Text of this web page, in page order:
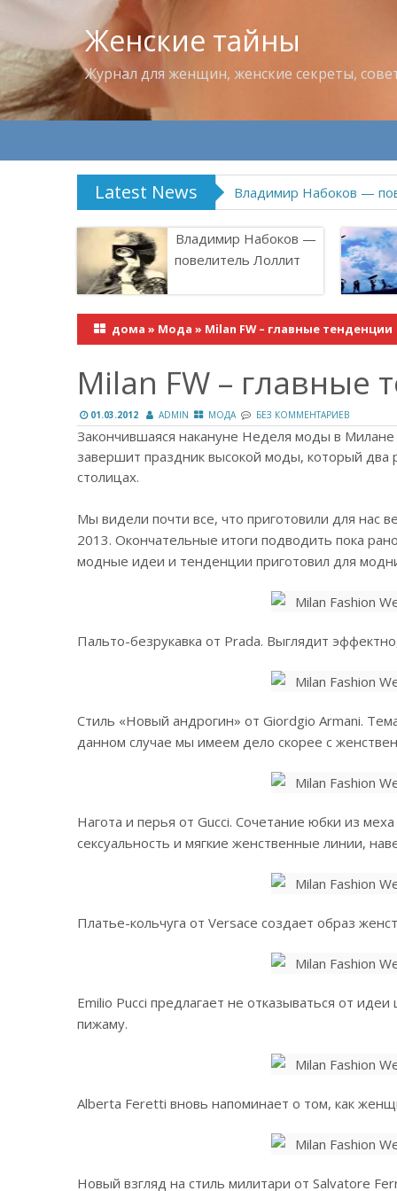
Женские тайны
Журнал для женщин, женские секреты,
Latest News Владимир Набоков —
Владимир Набоков —
повелитель Лоллит
дома » Мода » Milan FW – главные тенденции
Milan FW – главные
01.03.2012 ADMIN МОДА БЕЗ КОММЕНТАРИЕВ
Закончившаяся накануне Неделя моды в
завершит праздник высокой моды, который
столицах.
Мы видели почти все, что приготовили для нас
2013. Окончательные итоги подводить пока
модные идеи и тенденции приготовил для
Пальто-безрукавка от Prada. Выглядит
Стиль «Новый андрогин» от Giordgio Armani.
данном случае мы имеем дело скорее с
Нагота и перья от Gucci. Сочетание юбки из
сексуальность и мягкие женственные линии,
Платье-кольчуга от Versace создает образ
Emilio Pucci предлагает не отказываться от
пижаму.
Alberta Feretti вновь напоминает о том, как
Новый взгляд на стиль милитари от Salvatore